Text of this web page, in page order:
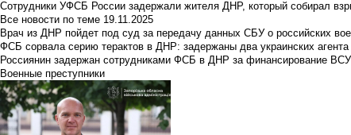
Сотрудники УФСБ России задержали жителя ДНР, который собирал
Все новости по теме 19.11.2025
Врач из ДНР пойдет под суд за передачу данных СБУ о российских
ФСБ сорвала серию терактов в ДНР: задержаны два украинских агента
Россиянин задержан сотрудниками ФСБ в ДНР за финансирование ВСУ
Военные преступники